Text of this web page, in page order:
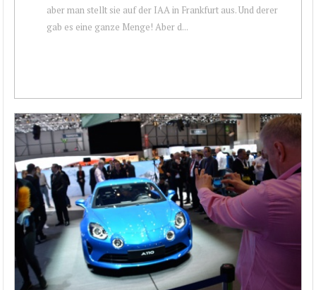
aber man stellt sie auf der IAA in Frankfurt aus. Und derer
gab es eine ganze Menge! Aber d...